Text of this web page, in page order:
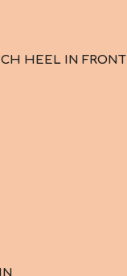
HEEL IN FRONT